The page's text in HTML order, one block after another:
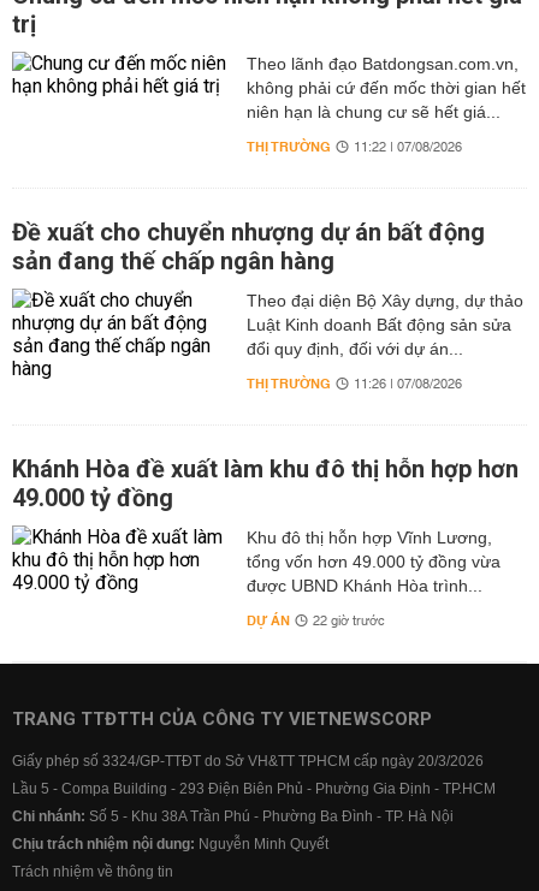
trị
Theo lãnh đạo Batdongsan.com.vn,
không phải cứ đến mốc thời gian hết
niên hạn là chung cư sẽ hết giá...
THỊ TRƯỜNG 11:22 | 07/08/2026
Đề xuất cho chuyển nhượng dự án bất động
sản đang thế chấp ngân hàng
Theo đại diện Bộ Xây dựng, dự thảo
Luật Kinh doanh Bất động sản sửa
đổi quy định, đối với dự án...
THỊ TRƯỜNG 11:26 | 07/08/2026
Khánh Hòa đề xuất làm khu đô thị hỗn hợp hơn
49.000 tỷ đồng
Khu đô thị hỗn hợp Vĩnh Lương,
tổng vốn hơn 49.000 tỷ đồng vừa
được UBND Khánh Hòa trình...
DỰ ÁN 22 giờ trước
TRANG TTĐTTH CỦA CÔNG TY VIETNEWSCORP
Giấy phép số 3324/GP-TTĐT do Sở VH&TT TPHCM cấp ngày 20/3/2026
Lầu 5 - Compa Building - 293 Điện Biên Phủ - Phường Gia Định - TP.HCM
Chi nhánh: Số 5 - Khu 38A Trần Phú - Phường Ba Đình - TP. Hà Nội
Chịu trách nhiệm nội dung: Nguyễn Minh Quyết
Trách nhiệm về thông tin